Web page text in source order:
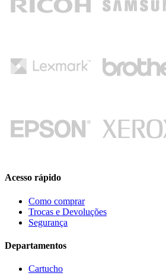
Acesso rápido
Como comprar
Trocas e Devoluções
Segurança
Departamentos
Cartucho